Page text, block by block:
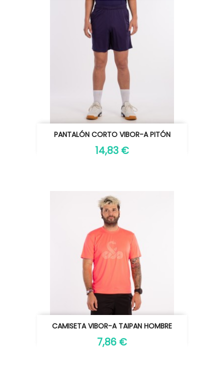
PANTALÓN CORTO VIBOR-A PITÓN
14,83 €
CAMISETA VIBOR-A TAIPAN HOMBRE
7,86 €